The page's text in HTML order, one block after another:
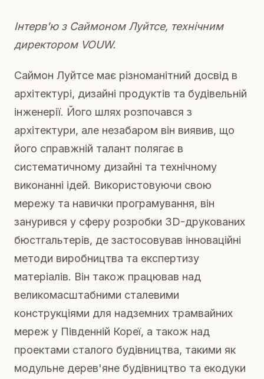
Інтерв'ю з Саймоном Луйтсе, технічним
директором VOUW.
Саймон Луйтсе має різноманітний досвід в
архітектурі, дизайні продуктів та будівельній
інженерії. Його шлях розпочався з
архітектури, але незабаром він виявив, що
його справжній талант полягає в
систематичному дизайні та технічному
виконанні ідей. Використовуючи свою
мережу та навички програмування, він
занурився у сферу розробки 3D-друкованих
бюстгальтерів, де застосовував інноваційні
методи виробництва та експертизу
матеріалів. Він також працював над
великомасштабними сталевими
конструкціями для надземних трамвайних
мереж у Південній Кореї, а також над
проектами сталого будівництва, такими як
модульне дерев'яне будівництво та екодуки